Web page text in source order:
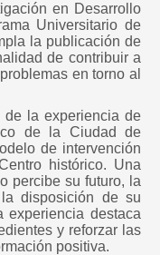
en Desarrollo
Universitario de
la publicación de
de contribuir a
en torno al
de la experiencia de
de la Ciudad de
de intervención
histórico. Una
percibe su futuro, la
disposición de su
experiencia destaca
y reforzar las
positiva.